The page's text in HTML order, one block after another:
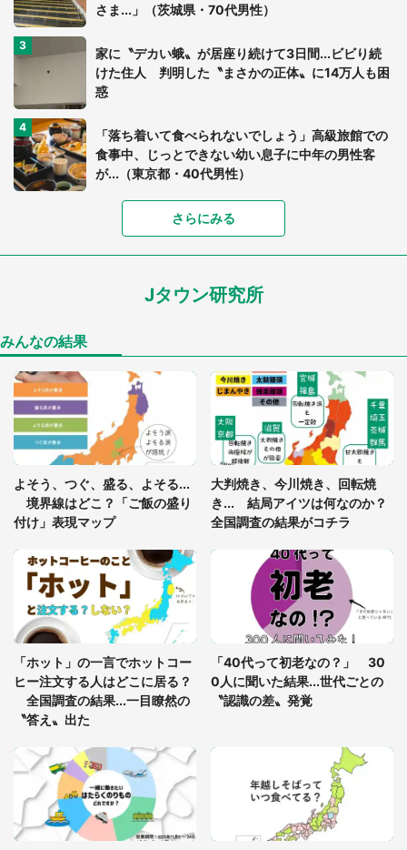
さま...」（茨城県・70代男性）
家に〝デカい蛾〟が居座り続けて3日間...ビビり続
けた住人 判明した〝まさかの正体〟に14万人も困
惑
「落ち着いて食べられないでしょう」高級旅館での
食事中、じっとできない幼い息子に中年の男性客
が...（東京都・40代男性）
「富豪すぎ」1歳息子の〝店頭駄々こね〟の内容に1.
7万人驚がく 「お菓子売り場ならまだしも...」「ハ
ードル高い」
「閉所恐怖症の私は新幹線で大パニック。隣席の青
「ゾワゾワする」「本当に気持ち悪い」 道端でバ
グっちゃってた〝野生の野菜〟に6.5万人戦慄
座布団だろ」「食パンの耳」と1.4万人困惑
っ暗な道で遭難状態。なんとか見つけた民家に助け
を求めると、住人の男性が...」
「孫にあげると思って、あなたにこれをあげる」
真夏の山道で見知らぬお婆さんに握らされたもの
（山口県・30代女性）
さらにみる
Jタウン研究所
みんなの結果
よそう、つぐ、盛る、よそる...
境界線はどこ？「ご飯の盛り
付け」表現マップ
大判焼き、今川焼き、回転焼
き... 結局アイツは何なのか？
全国調査の結果がコチラ
「ホット」の一言でホットコー
ヒー注文する人はどこに居る？
全国調査の結果...一目瞭然の
〝答え〟出た
「40代って初老なの？」 30
0人に聞いた結果...世代ごとの
〝認識の差〟発覚